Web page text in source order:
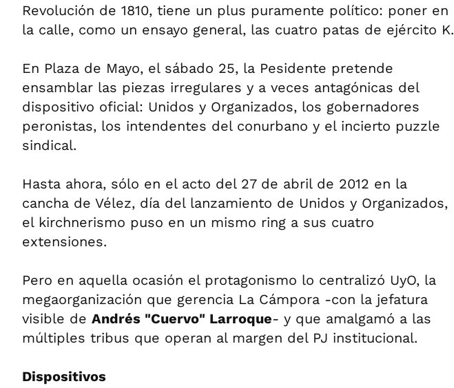
Revolución de 1810, tiene un plus puramente político: poner en
la calle, como un ensayo general, las cuatro patas de ejército K.
En Plaza de Mayo, el sábado 25, la Pesidente pretende
ensamblar las piezas irregulares y a veces antagónicas del
dispositivo oficial: Unidos y Organizados, los gobernadores
peronistas, los intendentes del conurbano y el incierto puzzle
sindical.
Hasta ahora, sólo en el acto del 27 de abril de 2012 en la
cancha de Vélez, día del lanzamiento de Unidos y Organizados,
el kirchnerismo puso en un mismo ring a sus cuatro
extensiones.
Pero en aquella ocasión el protagonismo lo centralizó UyO, la
megaorganización que gerencia La Cámpora -con la jefatura
visible de Andrés "Cuervo" Larroque- y que amalgamó a las
múltiples tribus que operan al margen del PJ institucional.
Dispositivos